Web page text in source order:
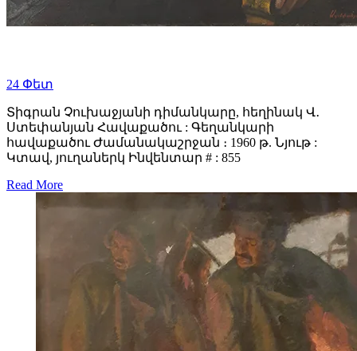
24 Փետ
Տիգրան Չուխաջյանի դիմանկարը, հեղինակ Վ․
Ստեփանյան Հավաքածու : Գեղանկարի
հավաքածու Ժամանակաշրջան ։ 1960 թ. Նյութ :
Կտավ, յուղաներկ Ինվենտար # : 855
Read More